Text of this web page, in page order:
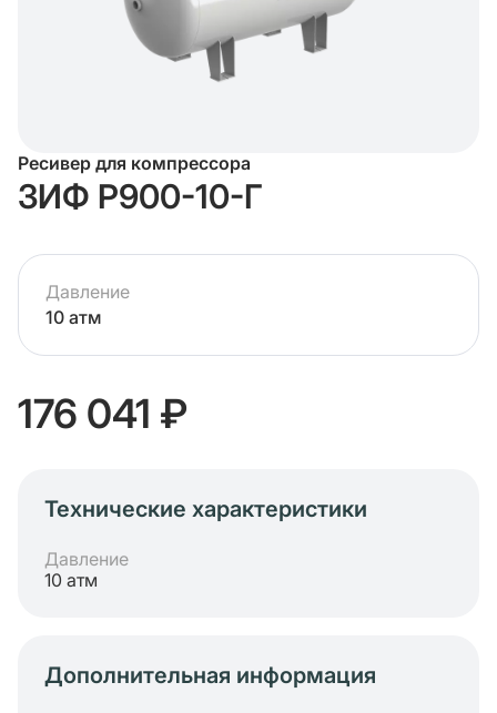
Ресивер для компрессора
ЗИФ Р900-10-Г
Давление
10 атм
176 041 ₽
Технические характеристики
Давление
10 атм
Дополнительная информация